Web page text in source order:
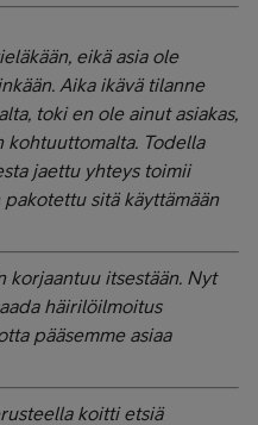
eikä asia ole
Aika ikävä tilanne
toki en ole ainut asiakas,
kohtuuttomalta. Todella
jaettu yhteys toimii
sitä käyttämään
korjaantuu itsestään. Nyt
häirilöilmoitus
pääsemme asiaa
koitti etsiä